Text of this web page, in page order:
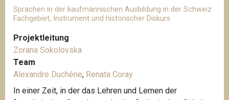
Sprachen in der kaufmännischen Ausbildung in der Schweiz:
Fachgebiet, Instrument und historischer Diskurs
Projektleitung
Zorana Sokolovska
Team
Alexandre Duchêne, Renata Coray
In einer Zeit, in der das Lehren und Lernen der